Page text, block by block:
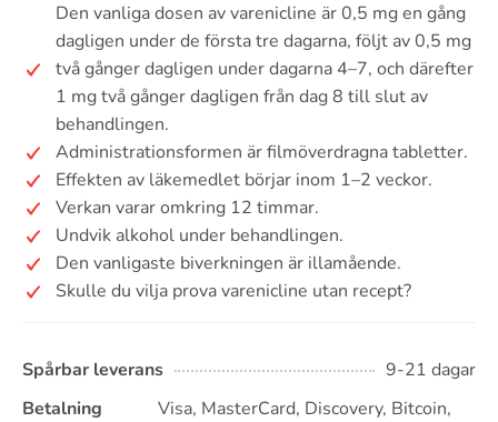
Den vanliga dosen av varenicline är 0,5 mg en gång
dagligen under de första tre dagarna, följt av 0,5 mg
två gånger dagligen under dagarna 4–7, och därefter
1 mg två gånger dagligen från dag 8 till slut av
behandlingen.
Administrationsformen är filmöverdragna tabletter.
Effekten av läkemedlet börjar inom 1–2 veckor.
Verkan varar omkring 12 timmar.
Undvik alkohol under behandlingen.
Den vanligaste biverkningen är illamående.
Skulle du vilja prova varenicline utan recept?
Spårbar leverans
9-21 dagar
Betalning
Visa, MasterCard, Discovery, Bitcoin,